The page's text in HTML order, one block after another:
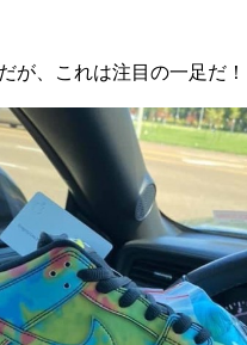
が、これは注目の一足だ！